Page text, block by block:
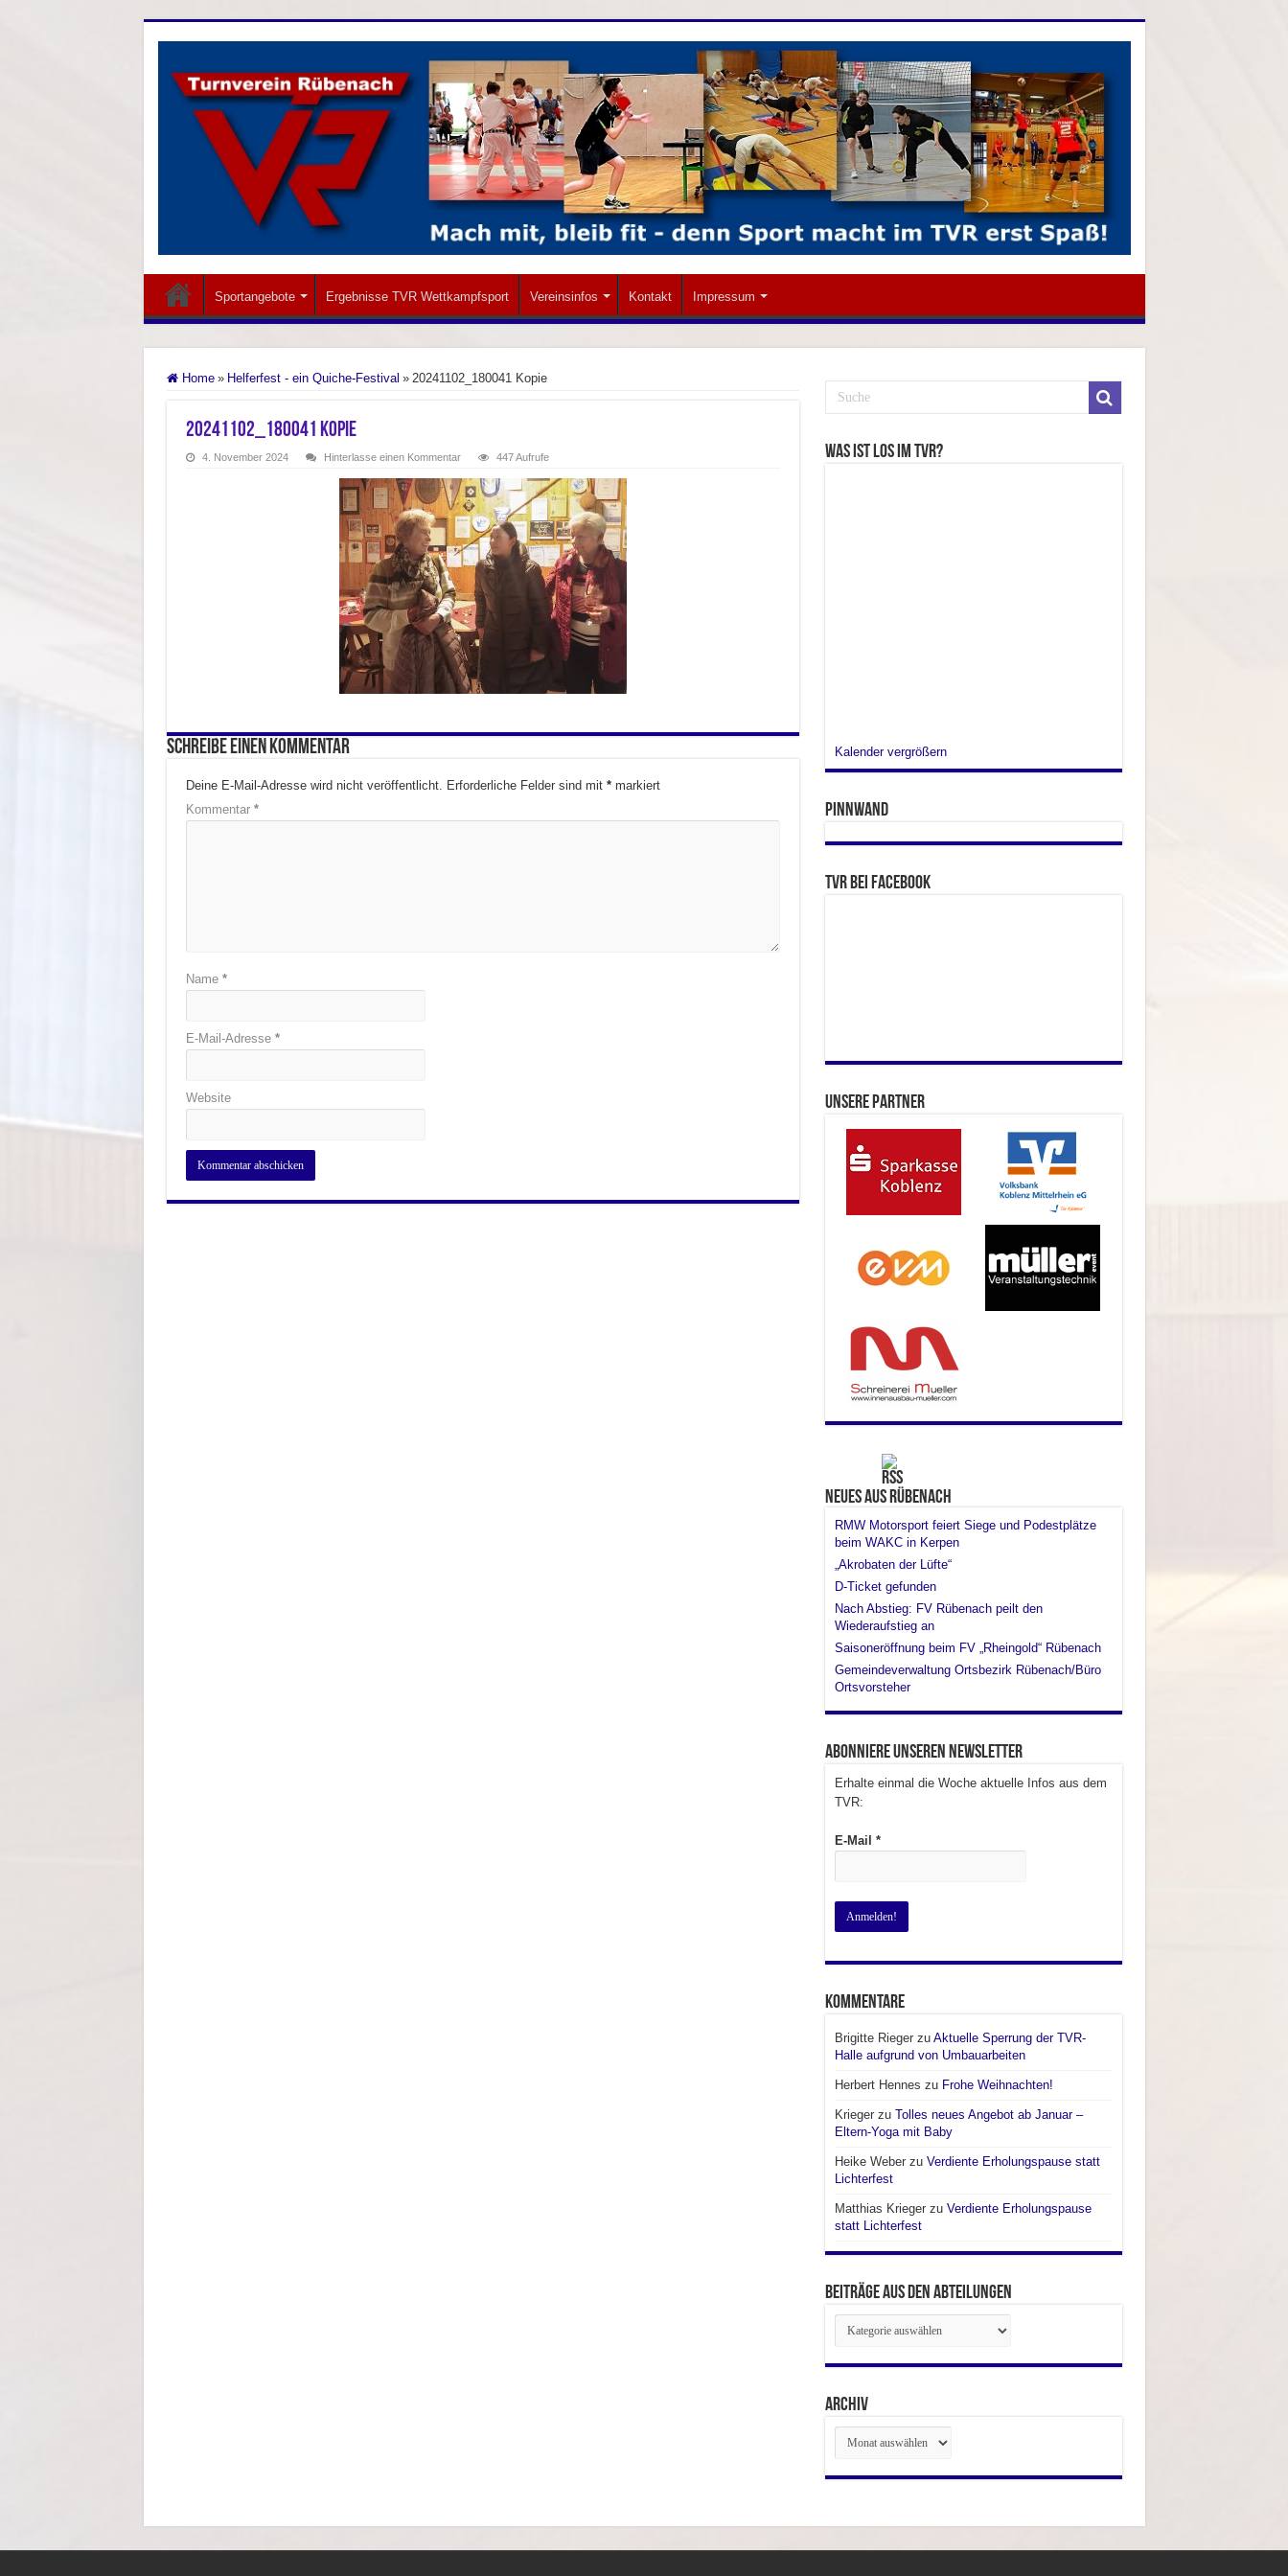
Sportangebote Ergebnisse TVR Wettkampfsport Vereinsinfos Kontakt Impressum
Home » Helferfest - ein Quiche-Festival » 20241102_180041 Kopie
20241102_180041 Kopie
4. November 2024 Hinterlasse einen Kommentar 447 Aufrufe
Schreibe einen Kommentar
Deine E-Mail-Adresse wird nicht veröffentlicht. Erforderliche Felder sind mit *markiert
Kommentar *
Name *
E-Mail-Adresse *
Website
Was ist los im TVR?
Kalender vergrößern
Pinnwand
TVR bei facebook
Unsere Partner
Neues aus Rübenach
RMW Motorsport feiert Siege und Podestplätze
beim WAKC in Kerpen
„Akrobaten der Lüfte“
D-Ticket gefunden
Nach Abstieg: FV Rübenach peilt den
Wiederaufstieg an
Saisoneröffnung beim FV „Rheingold“ Rübenach
Gemeindeverwaltung Ortsbezirk Rübenach/Büro
Ortsvorsteher
Abonniere unseren Newsletter
Erhalte einmal die Woche aktuelle Infos aus dem
TVR:
E-Mail *
Kommentare
Brigitte Riegerzu Aktuelle Sperrung der TVR-
Halle aufgrund von Umbauarbeiten
Herbert Hennes zu Frohe Weihnachten!
Kriegerzu Tolles neues Angebot ab Januar –
Eltern-Yoga mit Baby
Heike Weberzu Verdiente Erholungspause statt
Lichterfest
Matthias Kriegerzu Verdiente Erholungspause
statt Lichterfest
Beiträge aus den Abteilungen
Beiträge
aus
den
Abteilungen
Archiv
Archiv